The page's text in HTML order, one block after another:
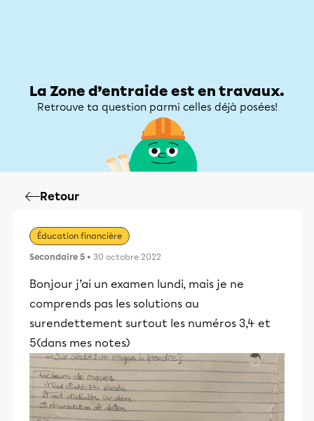
La Zone d’entraide est en travaux.
Retrouve ta question parmi celles déjà posées!
Retour
Éducation financière
Secondaire 5 • 30 octobre 2022
Bonjour j’ai un examen lundi, mais je ne
comprends pas les solutions au
surendettement surtout les numéros 3,4 et
5(dans mes notes)